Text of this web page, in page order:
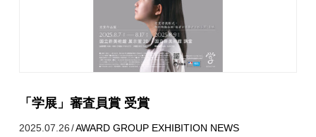
「学展」審査員賞 受賞
2025.07.26 /AWARD GROUP EXHIBITION NEWS